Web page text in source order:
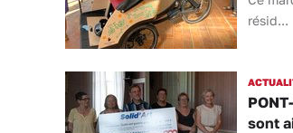
résid...
sont